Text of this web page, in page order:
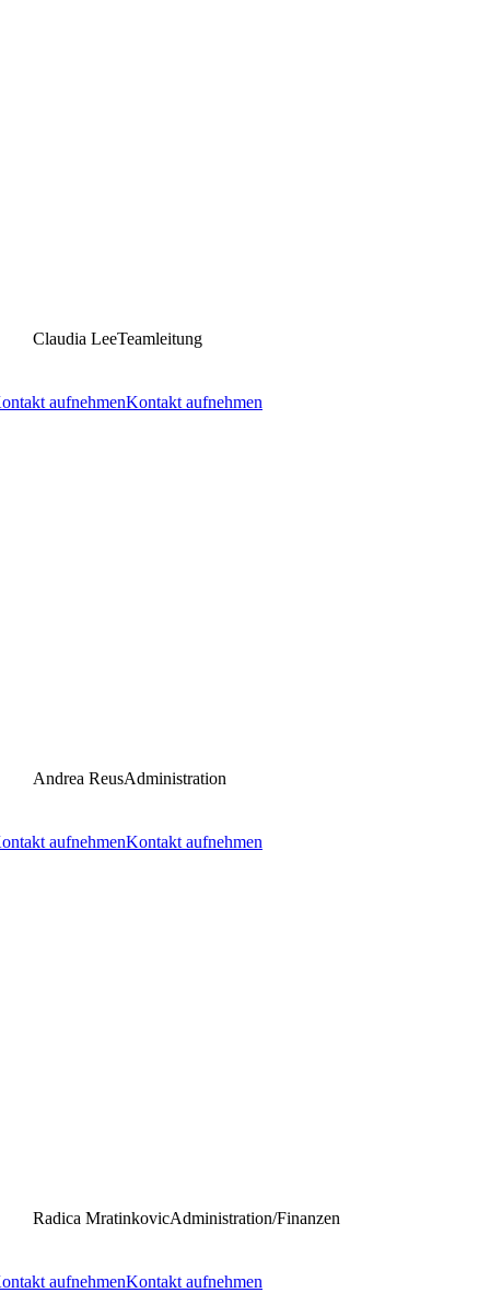
Claudia LeeTeamleitung
aufnehmenKontakt aufnehmen
Andrea ReusAdministration
aufnehmenKontakt aufnehmen
Radica MratinkovicAdministration/Finanzen
aufnehmenKontakt aufnehmen